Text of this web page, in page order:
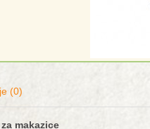
(0)
makazice